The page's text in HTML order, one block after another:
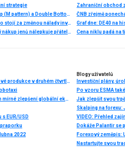
strategie
Jak obchodovat formace Double Top (M pattern) a Double Bottom (W pattern)
NASDAQ po silném růstu koriguje. Co stojí za změnou nálady investorů?
INVESTIČNÍ GLOSA: Trump americký nákup jenů nálepkuje přátelstvím. Pravda je jinde
Zahraniční obchod
Cena niklu padá na
Výrazné oživení tuzemské průmyslové produkce v druhém čtvrtletí
Makro: Světová banka letos čeká jen mírné zlepšení globální ekonomiky
s EUR/USD
praporku
2022
Blogy uživatelů
Jak zlepšit svou
VIDEO: Přehled
Forexový zeměpis:
Nastartujte svou